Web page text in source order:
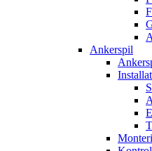
Ankerspil